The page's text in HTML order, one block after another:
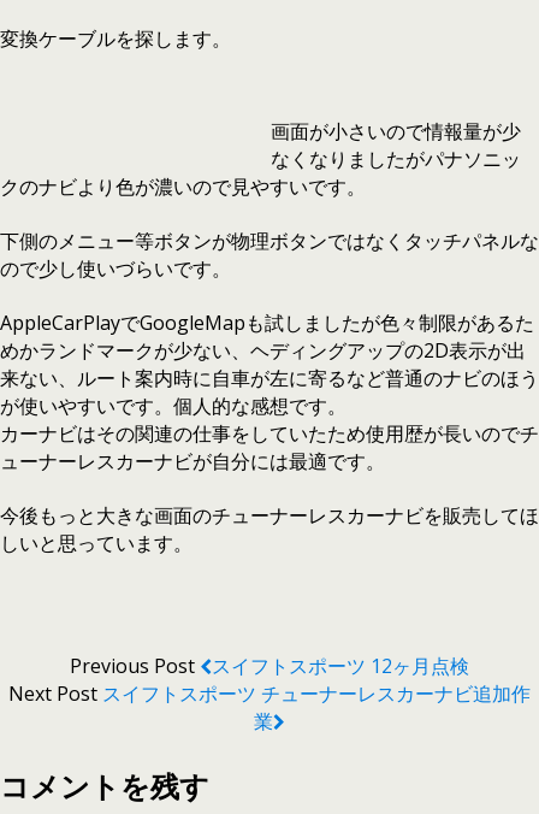
変換ケーブルを探します。
画面が小さいので情報量が少
なくなりましたがパナソニッ
クのナビより色が濃いので見やすいです。
下側のメニュー等ボタンが物理ボタンではなくタッチパネルな
ので少し使いづらいです。
AppleCarPlayでGoogleMapも試しましたが色々制限があるた
めかランドマークが少ない、ヘディングアップの2D表示が出
来ない、ルート案内時に自車が左に寄るなど普通のナビのほう
が使いやすいです。個人的な感想です。
カーナビはその関連の仕事をしていたため使用歴が長いのでチ
ューナーレスカーナビが自分には最適です。
今後もっと大きな画面のチューナーレスカーナビを販売してほ
しいと思っています。
Previous Post
スイフトスポーツ 12ヶ月点検
Next Post スイフトスポーツ チューナーレスカーナビ追加作
業
コメントを残す